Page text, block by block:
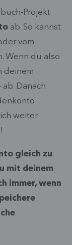
Projekt
ab. So kannst
vom
Wenn du also
deinem
Danach
weiter
gleich zu
mit deinem
immer, wenn